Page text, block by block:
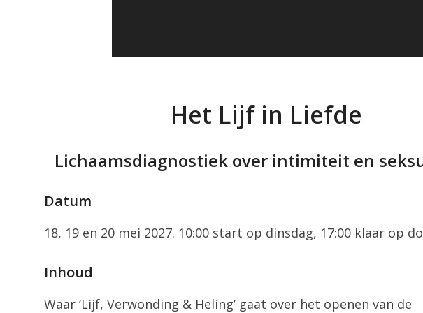
Het Lijf in Liefde
Lichaamsdiagnostiek over intimiteit en
Datum
18, 19 en 20 mei 2027. 10:00 start op dinsdag, 17:00 klaar op
Inhoud
Waar ‘Lijf, Verwonding & Heling’ gaat over het openen van de